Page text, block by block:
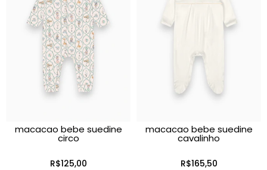
macacao bebe suedine
circo
R$125,00
macacao bebe suedine
cavalinho
R$165,50